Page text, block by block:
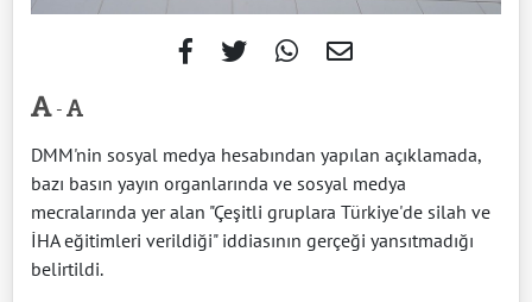
-
DMM'nin sosyal medya hesabından yapılan açıklamada,
bazı basın yayın organlarında ve sosyal medya
mecralarında yer alan "Çeşitli gruplara Türkiye'de silah ve
İHA eğitimleri verildiği" iddiasının gerçeği yansıtmadığı
belirtildi.